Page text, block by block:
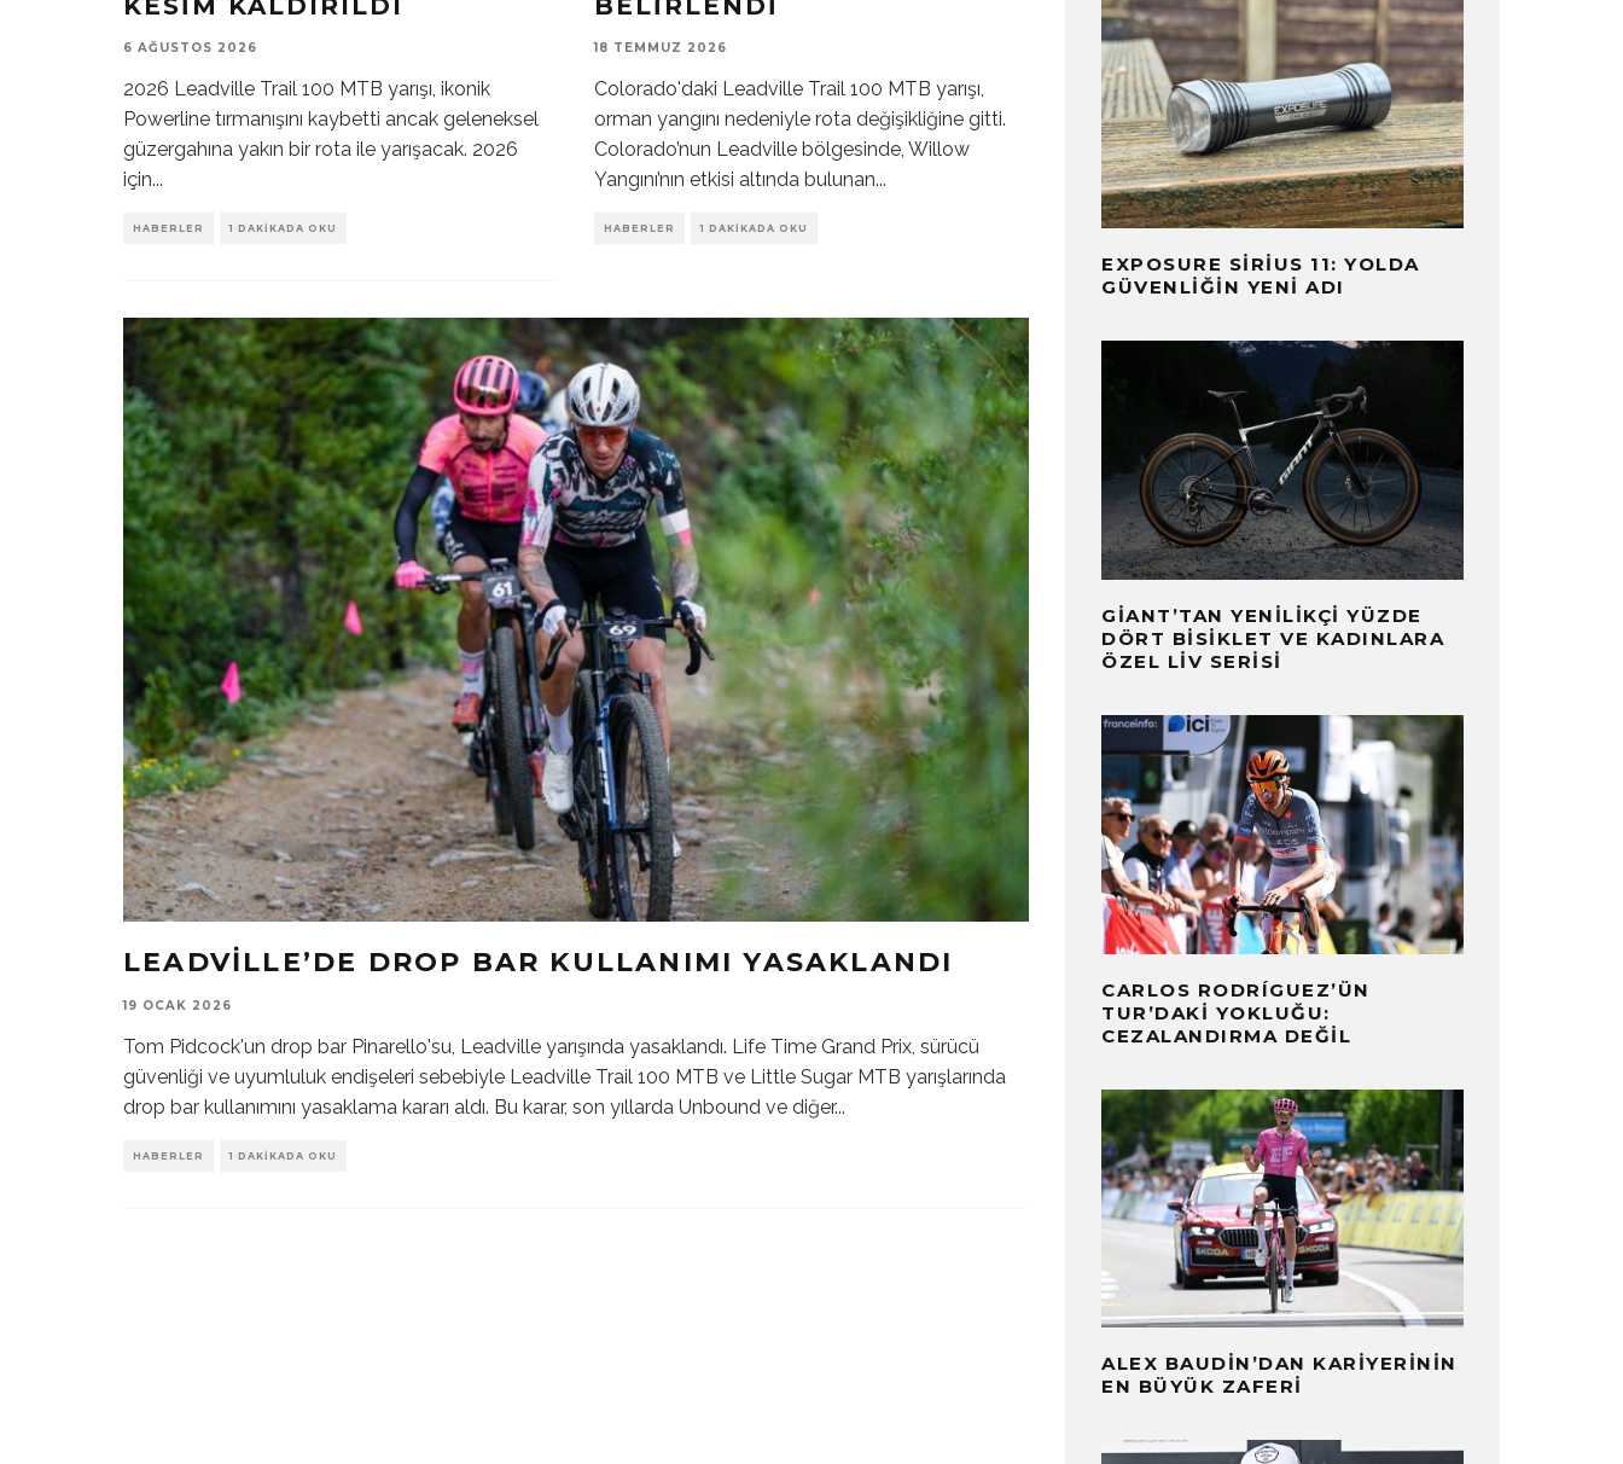
KESIM KALDIRILDI
6 AĞUSTOS 2026
2026 Leadville Trail 100 MTB yarışı, ikonik
Powerline tırmanışını kaybetti ancak geleneksel
güzergahına yakın bir rota ile yarışacak. 2026
için...
HABERLER 1 DAKIKADA OKU
BELIRLENDI
18 TEMMUZ 2026
Colorado'daki Leadville Trail 100 MTB yarışı,
orman yangını nedeniyle rota değişikliğine gitti.
Colorado’nun Leadville bölgesinde, Willow
Yangını’nın etkisi altında bulunan...
HABERLER 1 DAKIKADA OKU
LEADVILLE’DE DROP BAR KULLANIMI YASAKLANDI
19 OCAK 2026
Tom Pidcock'un drop bar Pinarello'su, Leadville yarışında yasaklandı. Life Time Grand Prix, sürücü
güvenliği ve uyumluluk endişeleri sebebiyle Leadville Trail 100 MTB ve Little Sugar MTB yarışlarında
drop bar kullanımını yasaklama kararı aldı. Bu karar, son yıllarda Unbound ve diğer...
HABERLER 1 DAKIKADA OKU
EXPOSURE SIRIUS 11: YOLDA
GÜVENLIĞIN YENI ADI
GIANT’TAN YENILIKÇI YÜZDE
DÖRT BISIKLET VE KADINLARA
ÖZEL LIV SERISI
CARLOS RODRÍGUEZ’ÜN
TUR’DAKI YOKLUĞU:
CEZALANDIRMA DEĞIL
ALEX BAUDIN’DAN KARIYERININ
EN BÜYÜK ZAFERI